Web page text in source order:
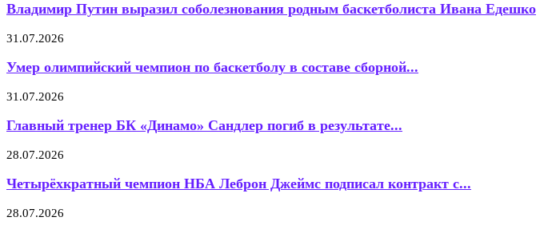
Владимир Путин выразил соболезнования родным баскетболиста Ивана Едешко
31.07.2026
Умер олимпийский чемпион по баскетболу в составе сборной...
31.07.2026
Главный тренер БК «Динамо» Сандлер погиб в результате...
28.07.2026
Четырёхкратный чемпион НБА Леброн Джеймс подписал контракт с...
28.07.2026